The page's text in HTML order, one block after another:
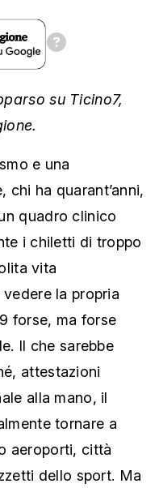
su Ticino7,
e una
ha quarant’anni,
quadro clinico
i chiletti di troppo
vita
la propria
forse, ma forse
Il che sarebbe
attestazioni
alla mano, il
tornare a
aeroporti, città
dello sport. Ma